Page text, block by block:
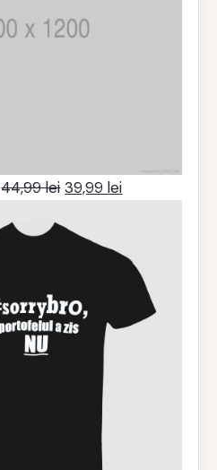
44,99lei Prețul
a
39,99leiPrețul
39,99 lei.